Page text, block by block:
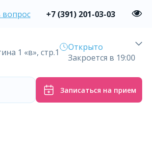
вопрос +7 (391) 201-03-03
1 «в», стр.1
Открыто
Закроется в 19:00
Записаться на прием